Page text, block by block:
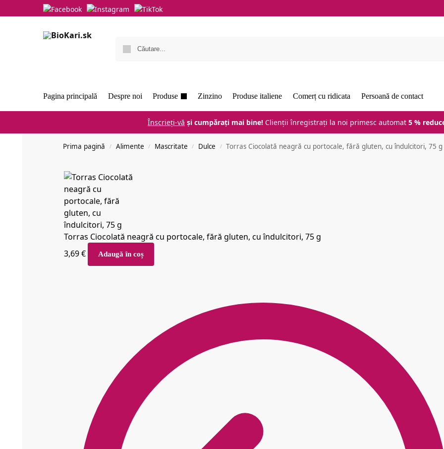
Pagina principală Despre noi Produse Zinzino Produse italiene Comerț cu ridicata Persoană de contact
Înscrieți-vă și cumpărați mai bine! Clienții înregistrați la noi primesc automat 5 %
Prima pagină / Alimente / Mascritate / Dulce / Torras Ciocolată neagră cu portocale, fără gluten, cu îndulcitori, 75 g
Torras Ciocolată neagră cu portocale, fără gluten, cu îndulcitori, 75 g
3,69€ Adaugă în coș